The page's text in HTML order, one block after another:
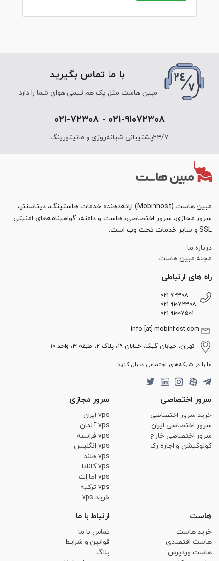
با ما تماس بگیرید
مبین هاست مثل یک هم تیمی هوای شما را دارد.
۰۲۱-۹۱۰۷۲۳۰۸ - ۰۲۱-۷۲۳۰۸
۲۴/۷پشتیبانی شبانه‌روزی و مانیتورینگ
مبین هاست (Mobinhost) ارائه‌دهنده خدمات هاستینگ، دیتاسنتر،
سرور مجازی، سرور اختصاصی، هاست و دامنه، گواهینامه‌های امنیتی
SSL و سایر خدمات تحت وب است.
درباره ما
مجله مبین هاست
راه های ارتباطی
۰۲۱-۷۲۳۰۸
۰۲۱-۹۱۰۷۲۳۰۸
۰۲۱-۹۱۰۰۷۵۰۱
info [at] mobinhost.com
تهران، خیابان گیشا، خیابان ۱۹، پلاک ۲، طبقه ۳، واحد ۱۰
ما را در شبکه‌های اجتماعی دنبال کنید
سرور اختصاصی
خرید سرور اختصاصی
سرور اختصاصی ایران
سرور اختصاصی خارج
کولوکیشن و اجاره رک
سرور مجازی
vps ایران
vps آلمان
vps فرانسه
vps انگلیس
vps هلند
vps کانادا
vps امارات
vps ترکیه
خرید vps
هاست
خرید هاست
هاست اقتصادی
هاست وردپرس
ارتباط با ما
تماس با ما
قوانین و شرایط
بلاگ